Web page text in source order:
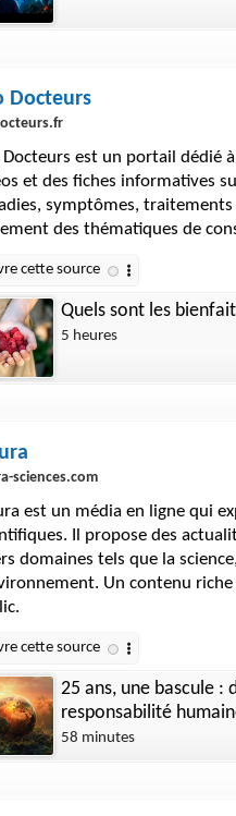
Docteurs
est un portail dédié
et des fiches informatives
symptômes,
des thématiques de
Quels sont les
5 heures
sciences.com
est un média en ligne qui
Il propose des
domaines tels que la
Un contenu
25 ans, une bascule :
responsabilité
58 minutes